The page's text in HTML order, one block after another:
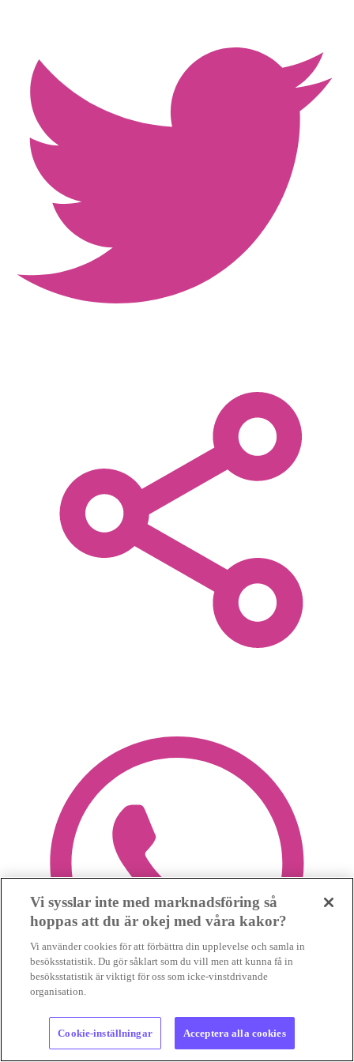
Vi sysslar inte med marknadsföring så
hoppas att du är okej med våra kakor?
Vi använder cookies för att förbättra din upplevelse och samla in
besöksstatistik. Du gör såklart som du vill men att kunna få in
besöksstatistik är viktigt för oss som icke-vinstdrivande
organisation.
Cookie-inställningar Acceptera alla cookies